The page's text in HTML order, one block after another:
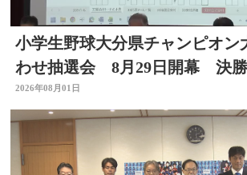
小学生野球大分県チャンピオ
わせ抽選会 8月29日開幕 決勝
2026年08月01日